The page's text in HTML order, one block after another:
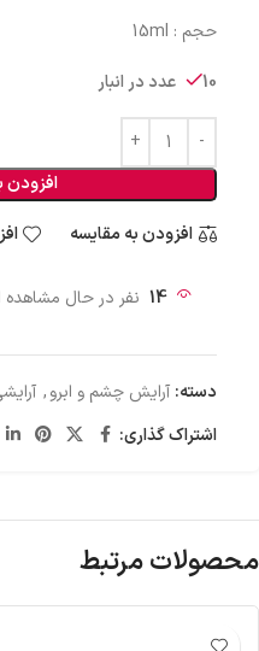
حجم : 15ml
10 عدد در انبار
افزودن
افزودن به مقایسه
14 نفر در حال
دسته: آرایش چشم و ابرو,
اشتراک گذاری:
محصولات مرتبط